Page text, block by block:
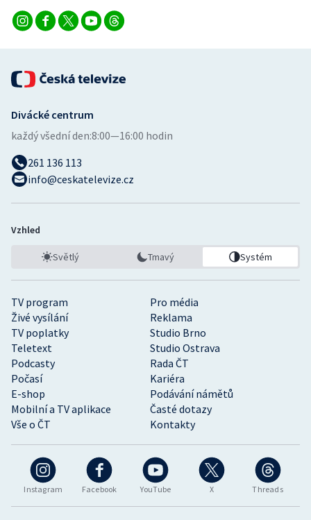
Vodní slalom
Ostatní
Instagram Facebook YouTube X Threads
TV program
Pro média
Živé vysílání
Reklama
TV poplatky
Studio Brno
Teletext
Studio Ostrava
Podcasty
Rada ČT
Počasí
Kariéra
E-shop
Podávání námětů
Mobilní a TV aplikace
Časté dotazy
Vše o ČT
Kontakty
Divácké centrum
každý všední den:8:00—16:00 hodin
261 136 113
info@ceskatelevize.cz
Vzhled
Světlý Tmavý Systém